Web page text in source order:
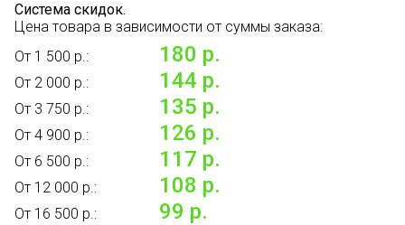
Система скидок.
Цена товара в зависимости от суммы заказа:
От 1 500 р.:
180 р.
От 2 000 р.: 144 р.
От 3 750 р.: 135 р.
От 4 900 р.: 126 р.
От 6 500 р.: 117 р.
От 12 000 р.: 108 р.
От 16 500 р.: 99 р.